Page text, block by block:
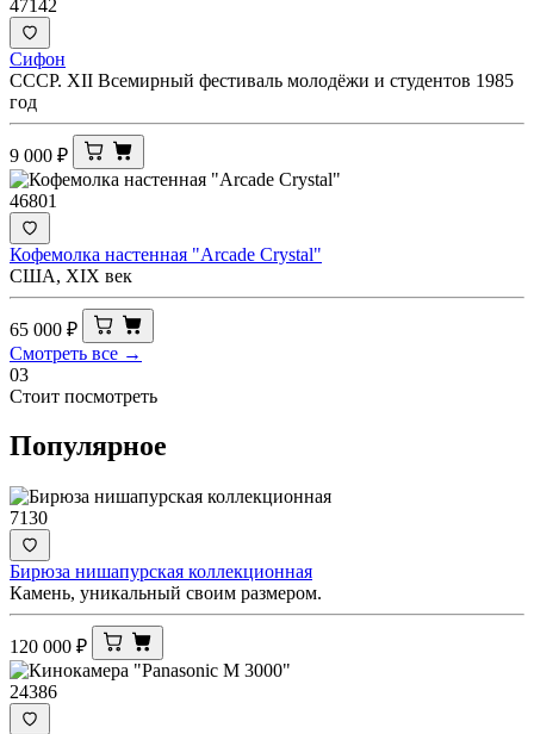
47142
Сифон
СССР. XII Всемирный фестиваль молодёжи и студентов 1985
год
9 000 ₽
46801
Кофемолка настенная "Arcade Crystal"
США, XIX век
65 000 ₽
Смотреть все →
03
Стоит посмотреть
Популярное
7130
Бирюза нишапурская коллекционная
Камень, уникальный своим размером.
120 000 ₽
24386